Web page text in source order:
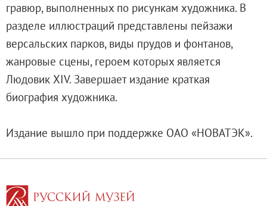
Правила посещения музея
Высказать мнение / Сообщить о проблеме
Лекции и абонементы
Программы и мероприятия
Для СМИ
гравюр, выполненных по рисункам художника. В
разделе иллюстраций представлены пейзажи
версальских парков, виды прудов и фонтанов,
жанровые сцены, героем которых является
Людовик XIV. Завершает издание краткая
биография художника.
Издание вышло при поддержке ОАО «НОВАТЭК».